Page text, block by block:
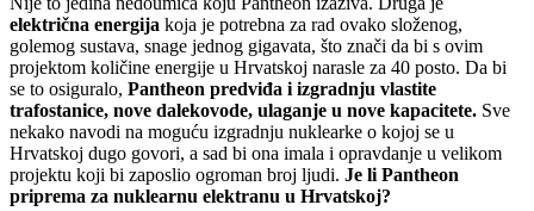
električna energija koja je potrebna za rad ovako složenog,
golemog sustava, snage jednog gigavata, što znači da bi s ovim
projektom količine energije u Hrvatskoj narasle za 40 posto. Da bi
se to osiguralo, Pantheon predviđa i izgradnju vlastite
trafostanice, nove dalekovode, ulaganje u nove kapacitete. Sve
nekako navodi na moguću izgradnju nuklearke o kojoj se u
Hrvatskoj dugo govori, a sad bi ona imala i opravdanje u velikom
projektu koji bi zaposlio ogroman broj ljudi. Je li Pantheon
priprema za nuklearnu elektranu u Hrvatskoj?